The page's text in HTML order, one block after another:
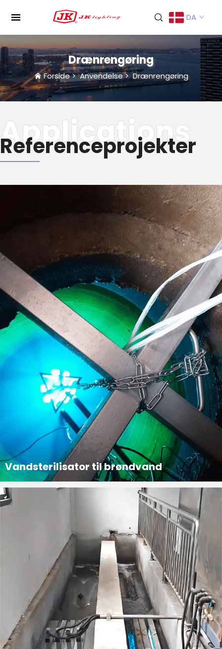
DA
Drænrengøring
Forside>Anvendelse>Drænrengøring
Referenceprojekter
Vandsterilisator til brøndvand
Projektintroduktion Projektet anvender en vanddesinfektionsenhed, der består af tre sæt elektrodeløse ultraviolet desinfektionssystemer, som direkte er nedsænket i brøndene til vanddesinfektion og sterilisering.